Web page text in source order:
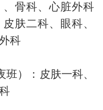
骨科、心脏外科
肤二科、眼科、
科
）：皮肤一科、